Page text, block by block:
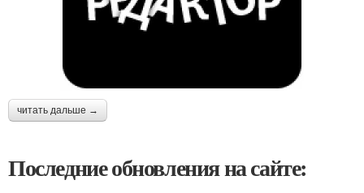
читать дальше →
Последние обновления на сайте: